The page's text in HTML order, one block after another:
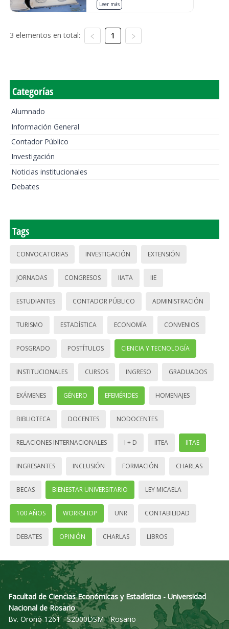
Leer más
3 elementos en total: 1
Categorías
Alumnado
Información General
Contador Público
Investigación
Noticias institucionales
Debates
Tags
CONVOCATORIAS INVESTIGACIÓN EXTENSIÓN
JORNADAS CONGRESOS IIATA IIE
ESTUDIANTES CONTADOR PÚBLICO ADMINISTRACIÓN
TURISMO ESTADÍSTICA ECONOMÍA CONVENIOS
POSGRADO POSTÍTULOS CIENCIA Y TECNOLOGÍA
INSTITUCIONALES CURSOS INGRESO GRADUADOS
EXÁMENES GÉNERO EFEMÉRIDES HOMENAJES
BIBLIOTECA DOCENTES NODOCENTES
RELACIONES INTERNACIONALES I + D IITEA IITAE
INGRESANTES INCLUSIÓN FORMACIÓN CHARLAS
BECAS BIENESTAR UNIVERSITARIO LEY MICAELA
100 AÑOS WORKSHOP UNR CONTABILIDAD
DEBATES OPINIÓN CHARLAS LIBROS
Facultad de Ciencias Económicas y Estadística - Universidad
Nacional de Rosario
Bv. Oroño 1261 - S2000DSM - Rosario